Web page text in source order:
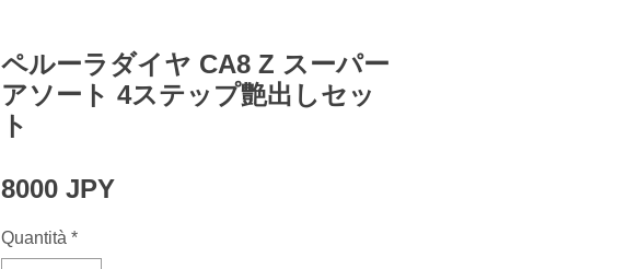
ペルーラダイヤ CA8 Z スーパー
アソート 4ステップ艶出しセッ
ト
8000 JPYPrezzo
Quantità *